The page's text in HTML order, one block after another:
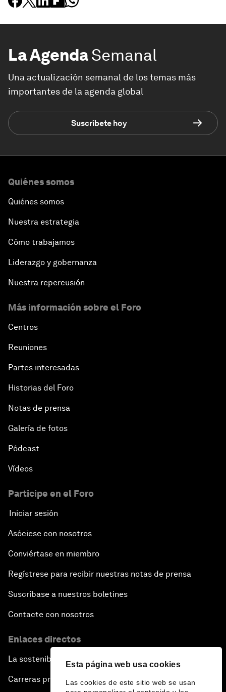
Esta página web usa cookies
Las cookies de este sitio web se usan
La AgendaSemanal
Una actualización semanal de los temas más
importantes de la agenda global
Suscríbete hoy
Quiénes somos
Quiénes somos
Nuestra estrategia
Cómo trabajamos
Liderazgo y gobernanza
Nuestra repercusión
Más información sobre el Foro
Centros
Reuniones
Partes interesadas
Historias del Foro
Notas de prensa
Galería de fotos
Pódcast
Vídeos
Participe en el Foro
Iniciar sesión
Asóciese con nosotros
Conviértase en miembro
Regístrese para recibir nuestras notas de prensa
Suscríbase a nuestros boletines
Contacte con nosotros
Enlaces directos
La sostenibilidad en el Foro
Carreras profesionales